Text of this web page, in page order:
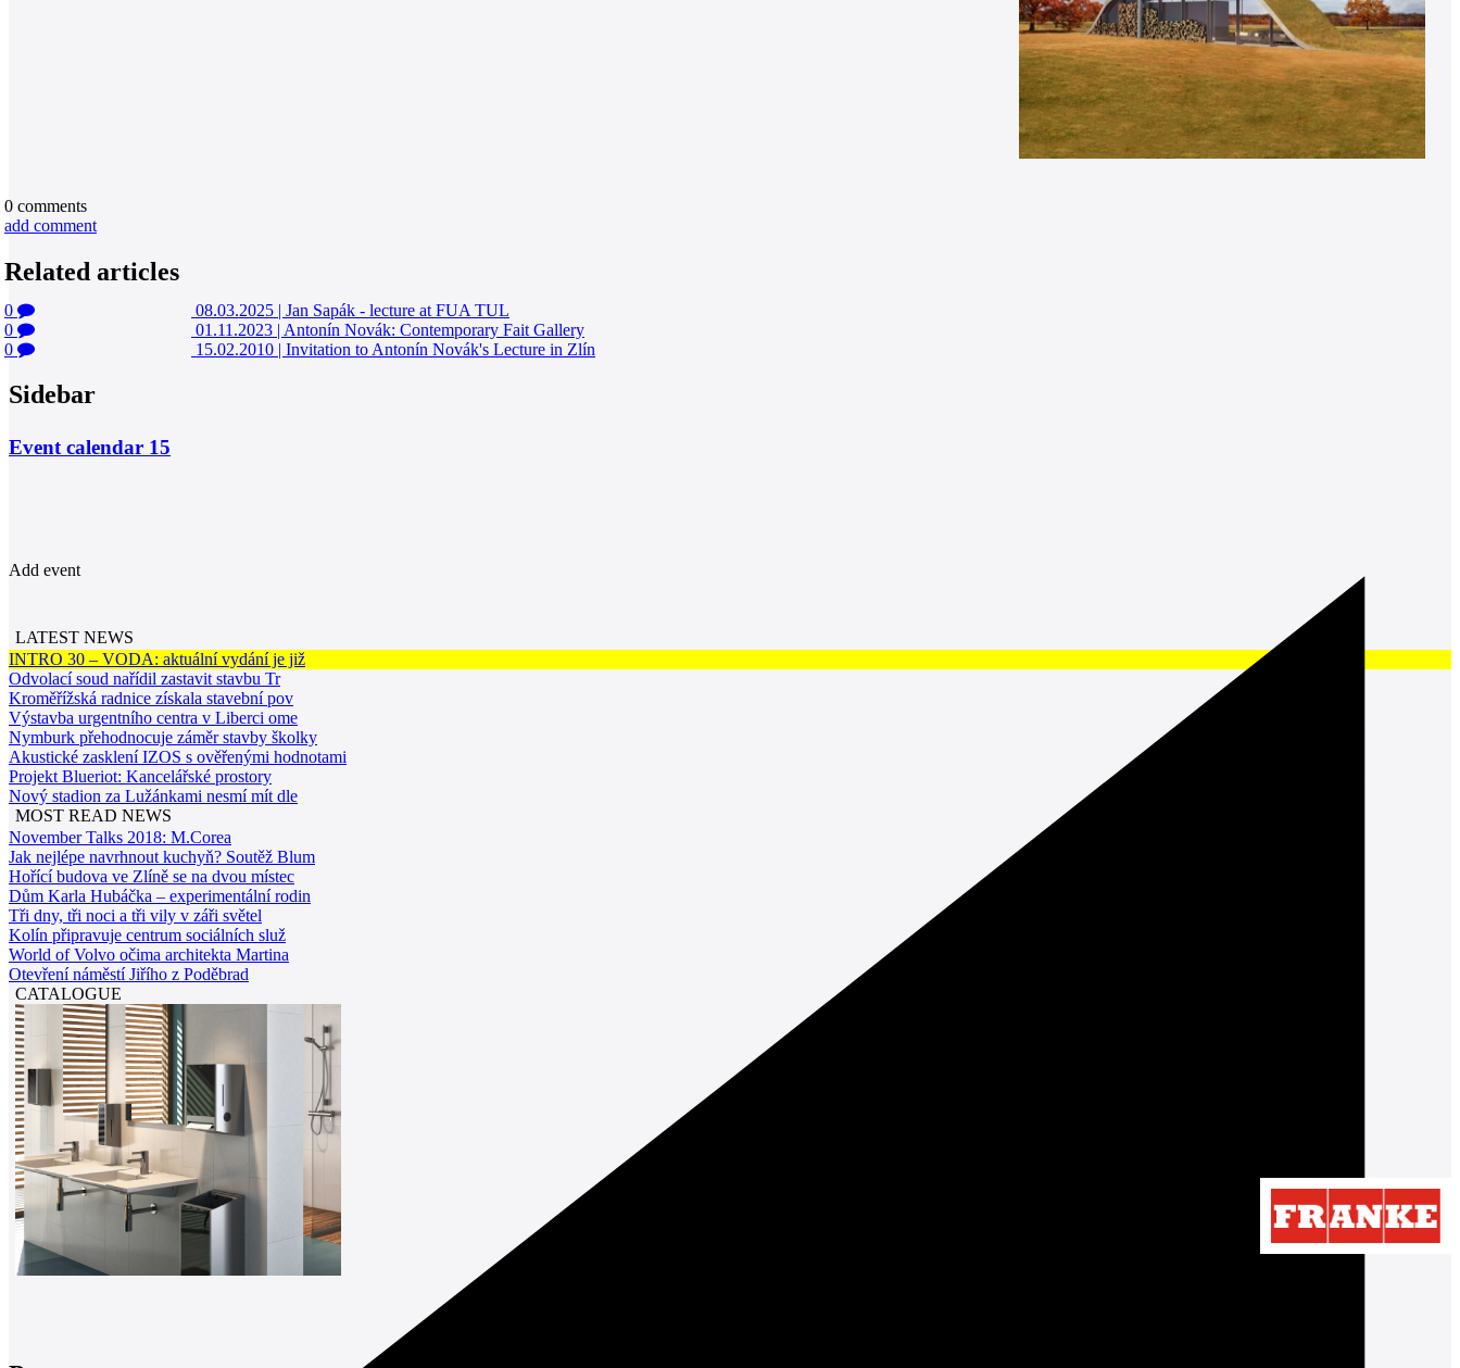
0 comments
add comment
Related articles
0 08.03.2025 | Jan Sapák - lecture at FUA TUL
0
01.11.2023 | Antonín Novák: Contemporary Fait Gallery
0
15.02.2010 | Invitation to Antonín Novák's Lecture in Zlín
Sidebar
Event calendar 15
Add event
LATEST NEWS
INTRO 30 – VODA: aktuální vydání je již
Odvolací soud nařídil zastavit stavbu Tr
Kroměřížská radnice získala stavební pov
Výstavba urgentního centra v Liberci ome
Nymburk přehodnocuje záměr stavby školky
Akustické zasklení IZOS s ověřenými hodnotami
Projekt Blueriot: Kancelářské prostory
Nový stadion za Lužánkami nesmí mít dle
MOST READ NEWS
November Talks 2018: M.Corea
Jak nejlépe navrhnout kuchyň? Soutěž Blum
Hořící budova ve Zlíně se na dvou místec
Dům Karla Hubáčka – experimentální rodin
Tři dny, tři noci a tři vily v záři světel
Kolín připravuje centrum sociálních služ
World of Volvo očima architekta Martina
Otevření náměstí Jiřího z Poděbrad
CATALOGUE